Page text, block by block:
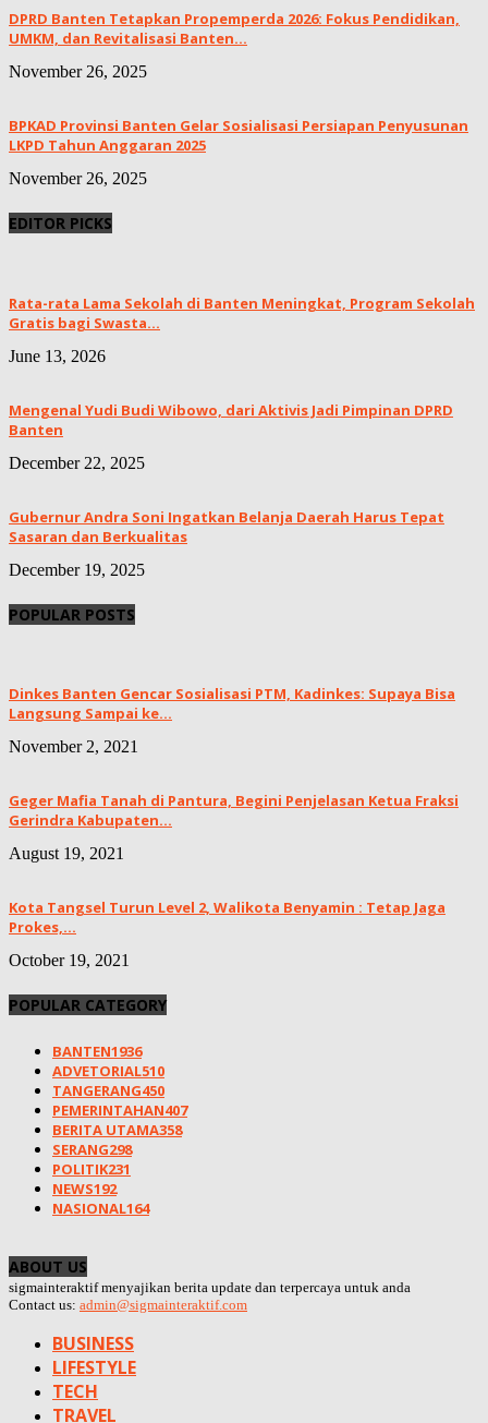
DPRD Banten Tetapkan Propemperda 2026: Fokus Pendidikan,
UMKM, dan Revitalisasi Banten...
November 26, 2025
BPKAD Provinsi Banten Gelar Sosialisasi Persiapan Penyusunan
LKPD Tahun Anggaran 2025
November 26, 2025
EDITOR PICKS
Rata-rata Lama Sekolah di Banten Meningkat, ‎Program Sekolah
Gratis bagi Swasta...
June 13, 2026
Mengenal Yudi Budi Wibowo, dari Aktivis Jadi Pimpinan DPRD
Banten
December 22, 2025
Gubernur Andra Soni Ingatkan Belanja Daerah Harus Tepat
Sasaran dan Berkualitas
December 19, 2025
POPULAR POSTS
Dinkes Banten Gencar Sosialisasi PTM, Kadinkes: Supaya Bisa
Langsung Sampai ke...
November 2, 2021
Geger Mafia Tanah di Pantura, Begini Penjelasan Ketua Fraksi
Gerindra Kabupaten...
August 19, 2021
Kota Tangsel Turun Level 2, Walikota Benyamin : Tetap Jaga
Prokes,...
October 19, 2021
POPULAR CATEGORY
BANTEN1936
ADVETORIAL510
TANGERANG450
PEMERINTAHAN407
BERITA UTAMA358
SERANG298
POLITIK231
NEWS192
NASIONAL164
ABOUT US
sigmainteraktif menyajikan berita update dan terpercaya untuk anda
Contact us: admin@sigmainteraktif.com
BUSINESS
LIFESTYLE
TECH
TRAVEL